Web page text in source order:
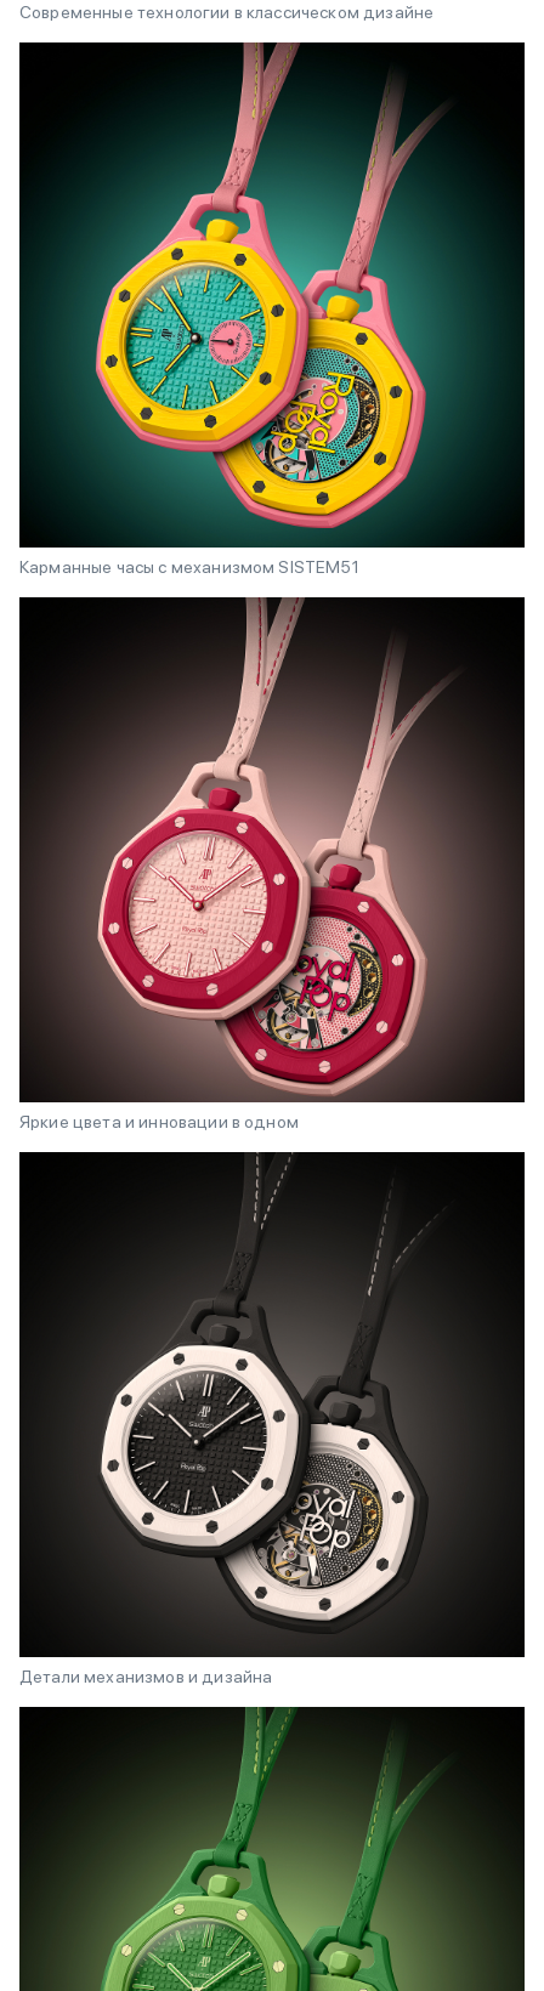
Современные технологии в классическом дизайне
Карманные часы с механизмом SISTEM51
Яркие цвета и инновации в одном
Детали механизмов и дизайна